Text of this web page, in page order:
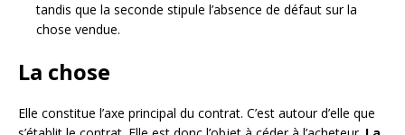
tandis que la seconde stipule l’absence de défaut sur la
chose vendue.
La chose
Elle constitue l’axe principal du contrat. C’est autour d’elle que